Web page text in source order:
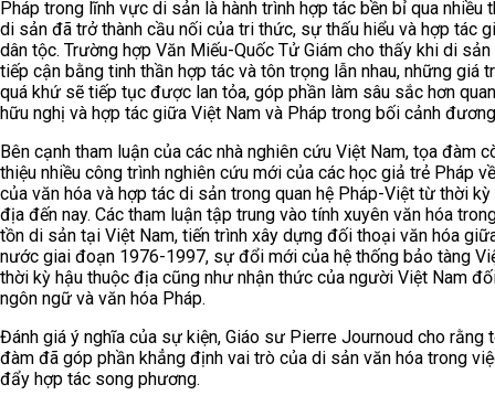
Pháp trong lĩnh vực di sản là hành trình hợp tác bền bỉ qua nhiều
di sản đã trở thành cầu nối của tri thức, sự thấu hiểu và hợp tác
dân tộc. Trường hợp Văn Miếu-Quốc Tử Giám cho thấy khi di
tiếp cận bằng tinh thần hợp tác và tôn trọng lẫn nhau, những giá
quá khứ sẽ tiếp tục được lan tỏa, góp phần làm sâu sắc hơn
hữu nghị và hợp tác giữa Việt Nam và Pháp trong bối cảnh
Bên cạnh tham luận của các nhà nghiên cứu Việt Nam, tọa đàm
thiệu nhiều công trình nghiên cứu mới của các học giả trẻ Pháp
của văn hóa và hợp tác di sản trong quan hệ Pháp-Việt từ thời kỳ
địa đến nay. Các tham luận tập trung vào tính xuyên văn hóa
tồn di sản tại Việt Nam, tiến trình xây dựng đối thoại văn hóa
nước giai đoạn 1976-1997, sự đổi mới của hệ thống bảo tàng
thời kỳ hậu thuộc địa cũng như nhận thức của người Việt Nam
ngôn ngữ và văn hóa Pháp.
Đánh giá ý nghĩa của sự kiện, Giáo sư Pierre Journoud cho rằng
đàm đã góp phần khẳng định vai trò của di sản văn hóa trong
đẩy hợp tác song phương.